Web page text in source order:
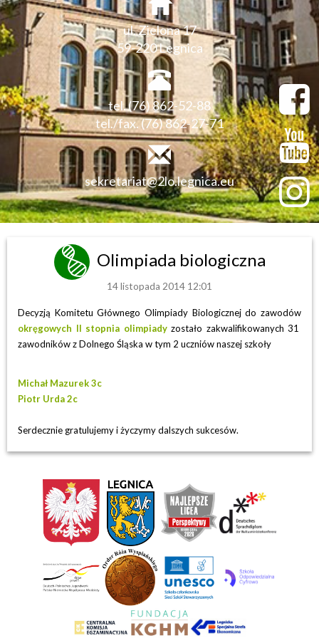
ul. Zielona 17
59-220 Legnica
tel. (76) 862-52-88
tel./fax. (76) 862-27-71
sekretariat@2lo.legnica.eu
Olimpiada biologiczna
14 listopada 2014 12:01
Decyzją Komitetu Głównego Olimpiady Biologicznej do zawodów
okręgowych II stopnia olimpiadyzostało zakwalifikowanych 31
zawodników z Dolnego Śląska w tym 2 uczniów naszej szkoły
Michał Mazurek 3c
Piotr Urda 2c
Serdecznie gratulujemy i życzymy dalszych sukcesów.